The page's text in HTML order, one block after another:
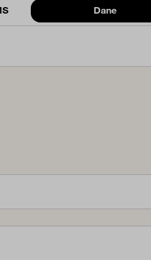
Dane